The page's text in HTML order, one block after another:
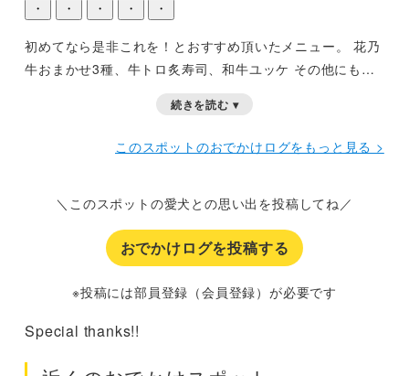
・ ・ ・ ・ ・
初めてなら是非これを！とおすすめ頂いたメニュー。
花乃
牛おまかせ3種、牛トロ炙寿司、和牛ユッケ その他にも、
他のお客さんとも話しやすい距離感
続きを読む ▾
このスポットのおでかけログをもっと見る >
＼このスポットの愛犬との思い出を投稿してね／
おでかけログを投稿する
※投稿には部員登録（会員登録）が必要です
Special thanks!!